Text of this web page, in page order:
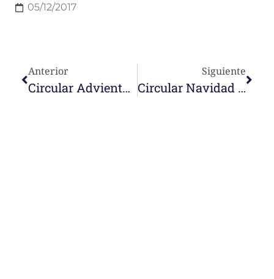
05/12/2017
Anterior
Circular Adviento 2017
Siguiente
Circular Navidad 2017